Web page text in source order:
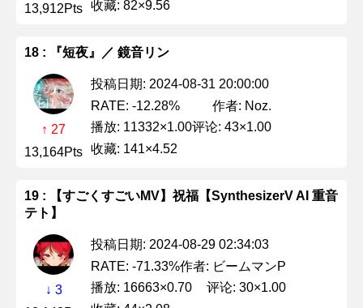
13,912Pts 收藏: 82×9.56
18 : 『短夜』／ 鏡音リン
↑ 27
13,164Pts
投稿日期: 2024-08-31 20:00:00
RATE: -12.28%
作者: Noz.
播放: 11332×1.00评论: 43×1.00
收藏: 141×4.52
19 : 【すごくすごいMV】祝福【SynthesizerV AI 重音
テト】
↓ 3
投稿日期: 2024-08-29 02:34:03
RATE: -71.33%作者: ビームマンP
播放: 16663×0.70
评论: 30×1.00